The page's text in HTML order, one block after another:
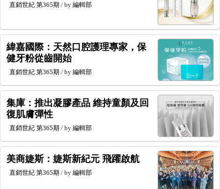
直銷世紀 第365期 / by 編輯部
緯嘉國際：天然口腔護理專家，保
健牙粉從齒開始
直銷世紀 第365期 / by 編輯部
集庫：推出凝膠產品 維持童顏及回
復肌膚彈性
直銷世紀 第365期 / by 編輯部
美商婕斯：婕斯新紀元 飛躍啟航
直銷世紀 第365期 / by 編輯部